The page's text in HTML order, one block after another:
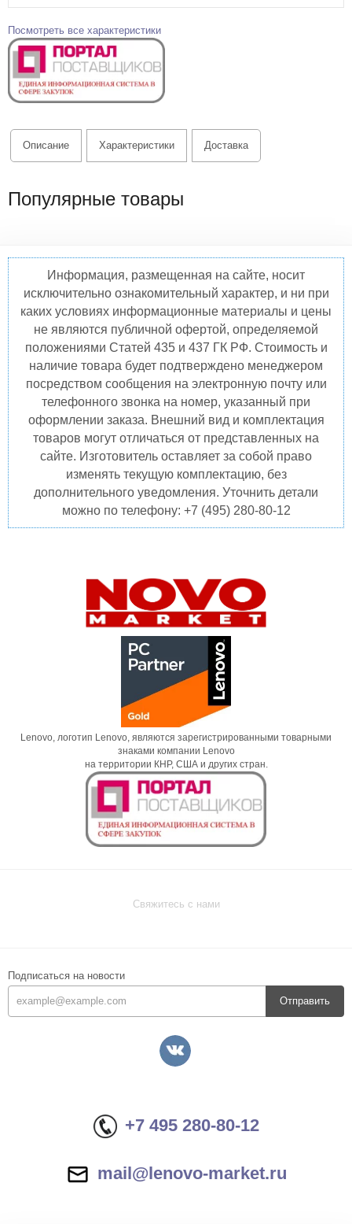
Посмотреть все характеристики
Описание Характеристики Доставка
Популярные товары
Информация, размещенная на сайте, носит
исключительно ознакомительный характер, и ни при
каких условиях информационные материалы и цены
не являются публичной офертой, определяемой
положениями Статей 435 и 437 ГК РФ. Стоимость и
наличие товара будет подтверждено менеджером
посредством сообщения на электронную почту или
телефонного звонка на номер, указанный при
оформлении заказа. Внешний вид и комплектация
товаров могут отличаться от представленных на
сайте. Изготовитель оставляет за собой право
изменять текущую комплектацию, без
дополнительного уведомления. Уточнить детали
можно по телефону: +7 (495) 280-80-12
Lenovo, логотип Lenovo, являются зарегистрированными товарными
знаками компании Lenovo
на территории КНР, США и других стран.
Свяжитесь с нами
Подписаться на новости
Отправить
+7 495 280-80-12
mail@lenovo-market.ru